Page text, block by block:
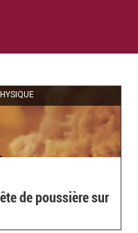
de poussière sur